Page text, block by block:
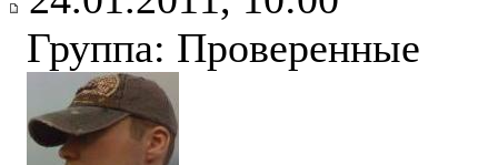
Группа: Проверенные